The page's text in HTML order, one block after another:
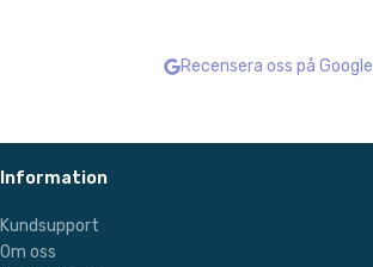
Recensera oss på Google
Information
Kundsupport
Om oss